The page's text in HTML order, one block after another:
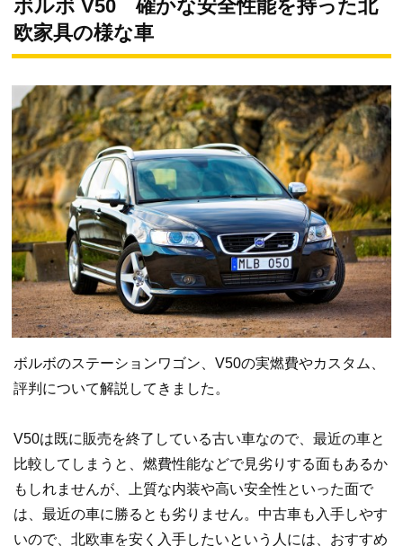
ボルボ V50 確かな安全性能を持った北
欧家具の様な車
ボルボのステーションワゴン、V50の実燃費やカスタム、
評判について解説してきました。
V50は既に販売を終了している古い車なので、最近の車と
比較してしまうと、燃費性能などで見劣りする面もあるか
もしれませんが、上質な内装や高い安全性といった面で
は、最近の車に勝るとも劣りません。中古車も入手しやす
いので、北欧車を安く入手したいという人には、おすすめ